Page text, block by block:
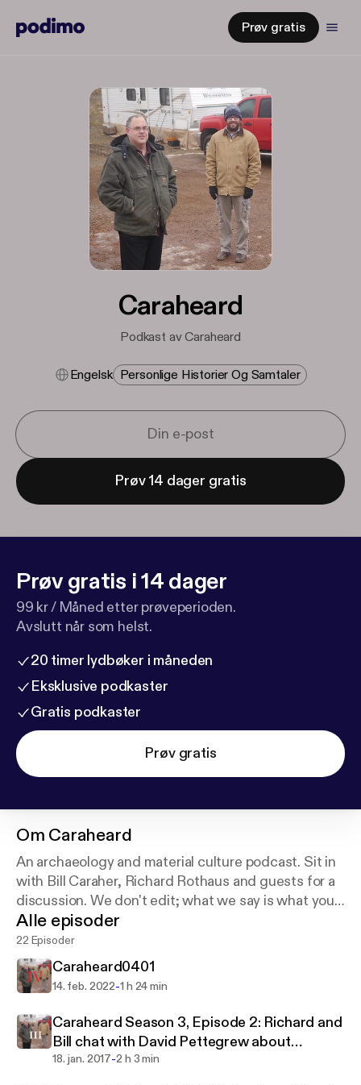
Prøv gratis
Caraheard
Podkast av Caraheard
Engelsk Personlige Historier Og Samtaler
Prøv 14 dager gratis
Prøv gratis i 14 dager
99 kr / Måned etter prøveperioden.
Avslutt når som helst.
20 timer lydbøker i måneden
Eksklusive podkaster
Gratis podkaster
Prøv gratis
Om Caraheard
An archaeology and material culture podcast. Sit in
with Bill Caraher, Richard Rothaus and guests for a
discussion. We don't edit; what we say is what you
get.
Alle episoder
22 Episoder
Caraheard0401
14. feb. 2022-1 h 24 min
Caraheard Season 3, Episode 2: Richard and
Bill chat with David Pettegrew about
Corinthian matters
18. jan. 2017-2 h 3 min